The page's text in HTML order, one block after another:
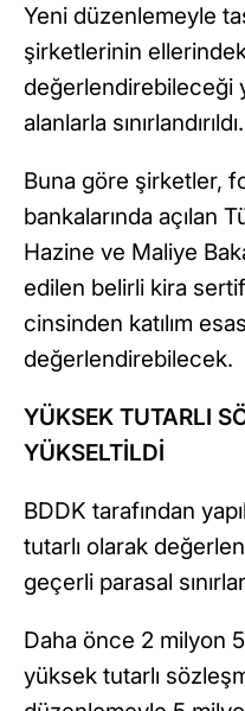
Yeni düzenlemeyle
şirketlerinin
değerlendirebileceği
alanlarla sınırlandırıldı.
Buna göre şirketler,
bankalarında açılan
Hazine ve Maliye
edilen belirli kira
cinsinden katılım
değerlendirebilecek.
YÜKSEK TUTARLI
YÜKSELTİLDİ
BDDK tarafından
tutarlı olarak
geçerli parasal sınırlar
Daha önce 2 milyon
yüksek tutarlı